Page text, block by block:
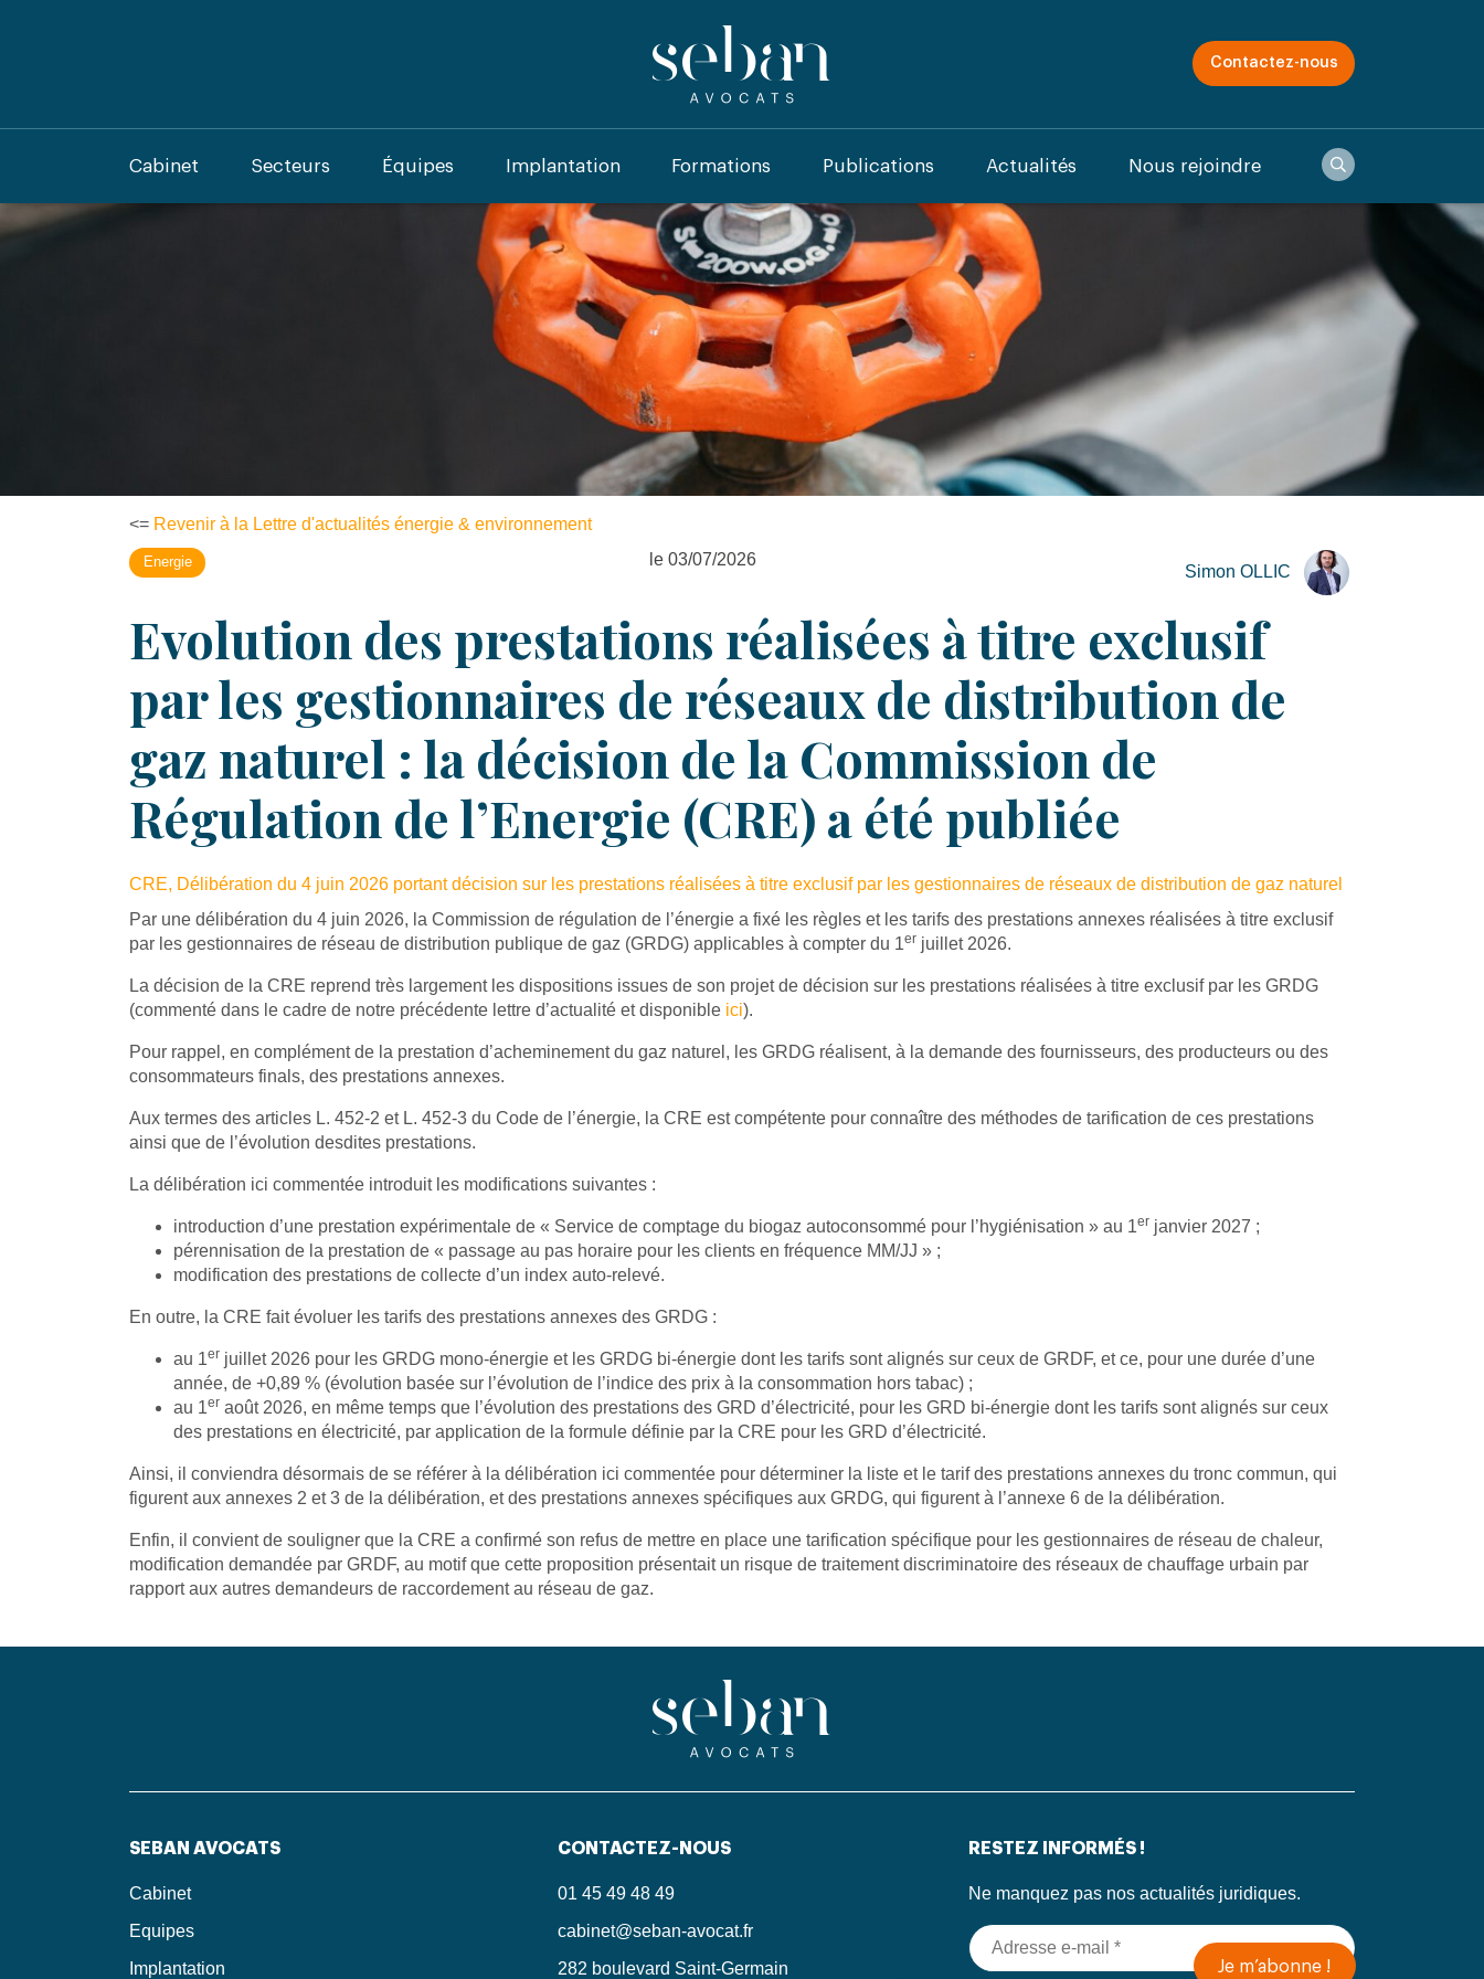
Contactez-nous
Recherche
Cabinet Secteurs Équipes Implantation Formations Publications Actualités Nous rejoindre
<= Revenir à la Lettre d'actualités énergie & environnement
Energie le 03/07/2026
Simon OLLIC
Evolution des prestations réalisées à titre exclusif
par les gestionnaires de réseaux de distribution de
gaz naturel : la décision de la Commission de
Régulation de l’Energie (CRE) a été publiée
CRE, Délibération du 4 juin 2026 portant décision sur les prestations réalisées à titre exclusif par les gestionnaires de réseaux de distribution de gaz naturel
Par une délibération du 4 juin 2026, la Commission de régulation de l’énergie a fixé les règles et les tarifs des prestations annexes réalisées à titre exclusif
par les gestionnaires de réseau de distribution publique de gaz (GRDG) applicables à compter du 1er juillet 2026.
La décision de la CRE reprend très largement les dispositions issues de son projet de décision sur les prestations réalisées à titre exclusif par les GRDG
(commenté dans le cadre de notre précédente lettre d’actualité et disponible ici).
Pour rappel, en complément de la prestation d’acheminement du gaz naturel, les GRDG réalisent, à la demande des fournisseurs, des producteurs ou des
consommateurs finals, des prestations annexes.
Aux termes des articles L. 452-2 et L. 452-3 du Code de l’énergie, la CRE est compétente pour connaître des méthodes de tarification de ces prestations
ainsi que de l’évolution desdites prestations.
La délibération ici commentée introduit les modifications suivantes :
introduction d’une prestation expérimentale de « Service de comptage du biogaz autoconsommé pour l’hygiénisation » au 1er janvier 2027 ;
pérennisation de la prestation de « passage au pas horaire pour les clients en fréquence MM/JJ » ;
modification des prestations de collecte d’un index auto-relevé.
En outre, la CRE fait évoluer les tarifs des prestations annexes des GRDG :
au 1er juillet 2026 pour les GRDG mono-énergie et les GRDG bi-énergie dont les tarifs sont alignés sur ceux de GRDF, et ce, pour une durée d’une
année, de +0,89 % (évolution basée sur l’évolution de l’indice des prix à la consommation hors tabac) ;
au 1er août 2026, en même temps que l’évolution des prestations des GRD d’électricité, pour les GRD bi-énergie dont les tarifs sont alignés sur ceux
des prestations en électricité, par application de la formule définie par la CRE pour les GRD d’électricité.
Ainsi, il conviendra désormais de se référer à la délibération ici commentée pour déterminer la liste et le tarif des prestations annexes du tronc commun, qui
figurent aux annexes 2 et 3 de la délibération, et des prestations annexes spécifiques aux GRDG, qui figurent à l’annexe 6 de la délibération.
Enfin, il convient de souligner que la CRE a confirmé son refus de mettre en place une tarification spécifique pour les gestionnaires de réseau de chaleur,
modification demandée par GRDF, au motif que cette proposition présentait un risque de traitement discriminatoire des réseaux de chauffage urbain par
rapport aux autres demandeurs de raccordement au réseau de gaz.
SEBAN AVOCATS
Cabinet
Equipes
Implantation
CONTACTEZ-NOUS
01 45 49 48 49
cabinet@seban-avocat.fr
282 boulevard Saint-Germain
RESTEZ INFORMÉS !
Ne manquez pas nos actualités juridiques.